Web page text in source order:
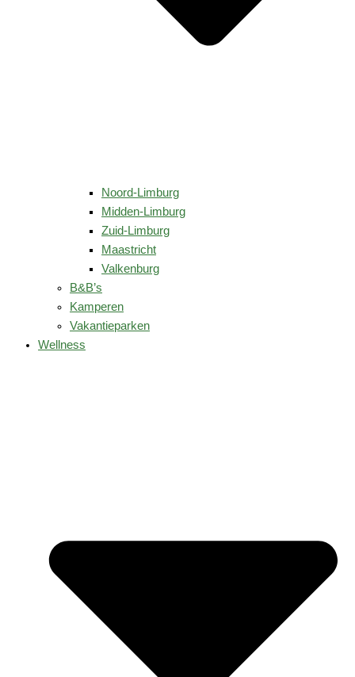
Noord-Limburg
Midden-Limburg
Zuid-Limburg
Maastricht
Valkenburg
B&B’s
Kamperen
Vakantieparken
Wellness